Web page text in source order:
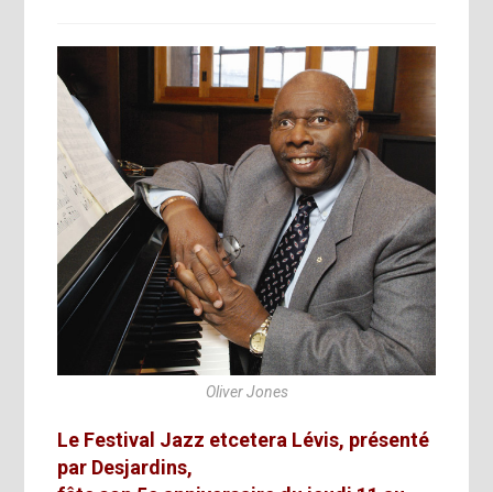
Oliver Jones
Le Festival Jazz etcetera Lévis, présenté
par Desjardins,